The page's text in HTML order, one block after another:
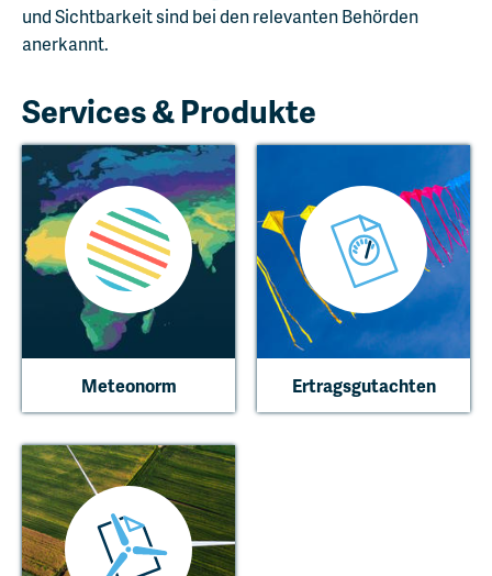
und Sichtbarkeit sind bei den relevanten Behörden
anerkannt.
Services & Produkte
Meteonorm Ertragsgutachten